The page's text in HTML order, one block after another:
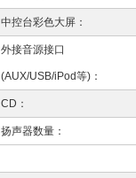
中控台彩色大屏：
外接音源接口
(AUX/USB/iPod等)：
CD：
扬声器数量：